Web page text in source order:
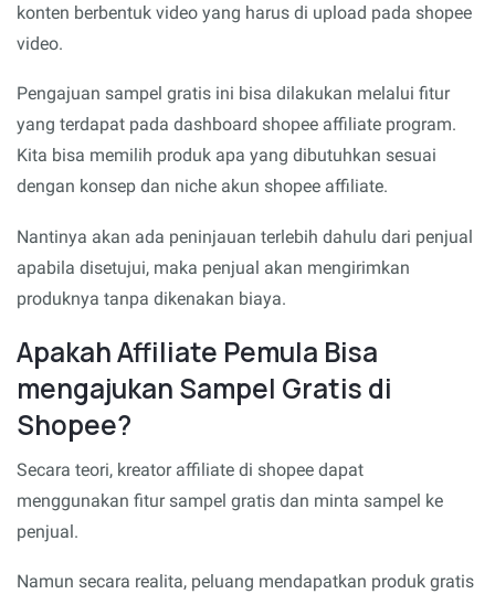
konten berbentuk video yang harus di upload pada shopee
video.
Pengajuan sampel gratis ini bisa dilakukan melalui fitur
yang terdapat pada dashboard shopee affiliate program.
Kita bisa memilih produk apa yang dibutuhkan sesuai
dengan konsep dan niche akun shopee affiliate.
Nantinya akan ada peninjauan terlebih dahulu dari penjual
apabila disetujui, maka penjual akan mengirimkan
produknya tanpa dikenakan biaya.
Apakah Affiliate Pemula Bisa
mengajukan Sampel Gratis di
Shopee?
Secara teori, kreator affiliate di shopee dapat
menggunakan fitur sampel gratis dan minta sampel ke
penjual.
Namun secara realita, peluang mendapatkan produk gratis